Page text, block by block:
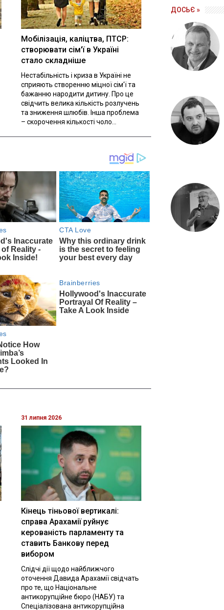
Мобілізація, каліцтва, ПТСР:
створювати сім'ї в Україні
стало складніше
Нестабільність і криза в Україні не
сприяють створенню міцної сім'ї та
бажанню народити дитину. Про це
свідчить велика кількість розлучень
та зниження шлюбів. Інша проблема
– скорочення кількості чоло...
31 липня 2026
Кінець тіньової вертикалі:
справа Арахамії руйнує
керованість парламенту та
ставить Банкову перед
вибором
Слідчі дії щодо найближчого
оточення Давида Арахамії свідчать
про те, що Національне
антикорупційне бюро (НАБУ) та
Спеціалізована антикорупційна
ДОСЬЄ »